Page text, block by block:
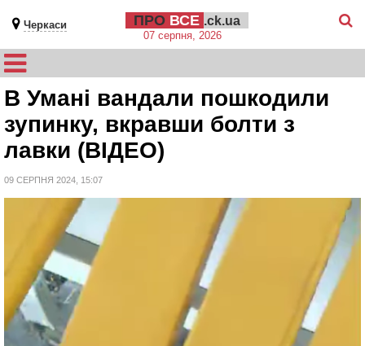
Черкаси ПРО ВСЕ .ck.ua
07 серпня, 2026
В Умані вандали пошкодили
зупинку, вкравши болти з
лавки (ВІДЕО)
09 СЕРПНЯ 2024, 15:07